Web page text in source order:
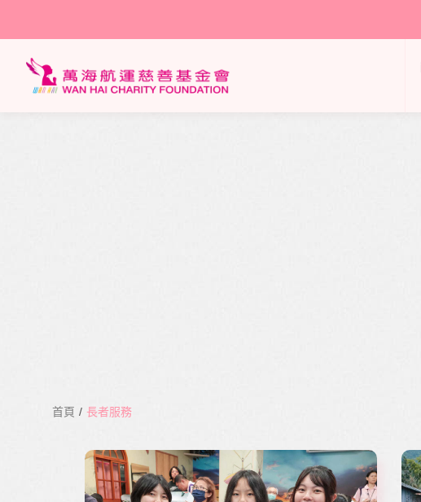
首頁 / 長者服務